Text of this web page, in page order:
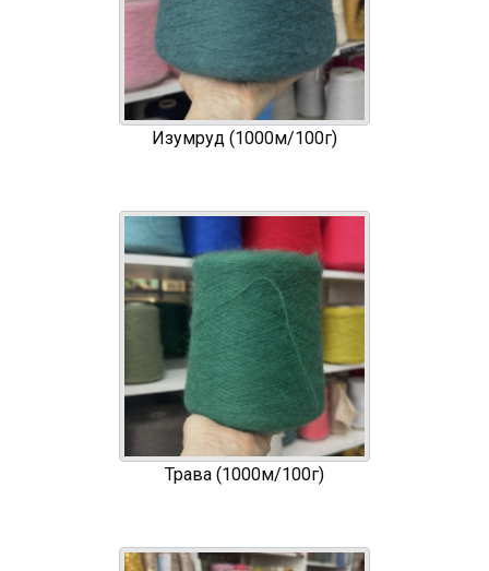
Изумруд (1000м/100г)
Трава (1000м/100г)